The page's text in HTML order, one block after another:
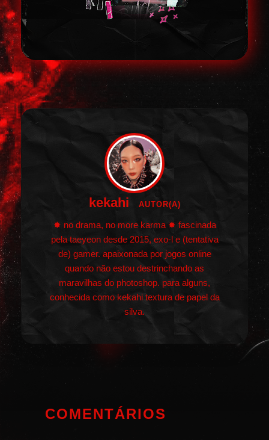
kekahi AUTOR(A)
✸ no drama, no more karma ✸ fascinada
pela taeyeon desde 2015, exo-l e (tentativa
de) gamer. apaixonada por jogos online
quando não estou destrinchando as
maravilhas do photoshop. para alguns,
conhecida como kekahi textura de papel da
silva.
COMENTÁRIOS